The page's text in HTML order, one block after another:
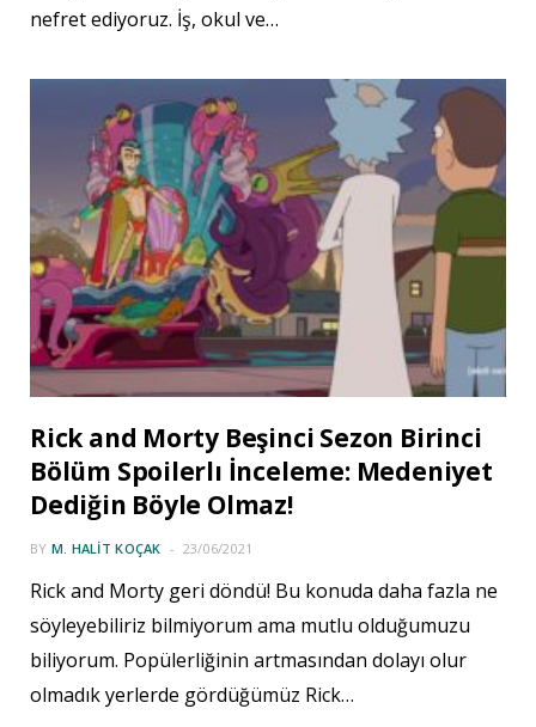
nefret ediyoruz. İş, okul ve…
Rick and Morty Beşinci Sezon Birinci
Bölüm Spoilerlı İnceleme: Medeniyet
Dediğin Böyle Olmaz!
BY M. HALIT KOÇAK 23/06/2021
Rick and Morty geri döndü! Bu konuda daha fazla ne
söyleyebiliriz bilmiyorum ama mutlu olduğumuzu
biliyorum. Popülerliğinin artmasından dolayı olur
olmadık yerlerde gördüğümüz Rick…